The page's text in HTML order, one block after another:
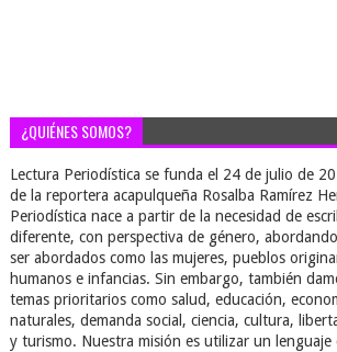
¿QUIÉNES SOMOS?
Lectura Periodística se funda el 24 de julio de
de la reportera acapulqueña Rosalba Ramírez
Periodística nace a partir de la necesidad de
diferente, con perspectiva de género,
ser abordados como las mujeres, pueblos
humanos e infancias. Sin embargo, también
temas prioritarios como salud, educación,
naturales, demanda social, ciencia, cultura,
y turismo. Nuestra misión es utilizar un lenguaje